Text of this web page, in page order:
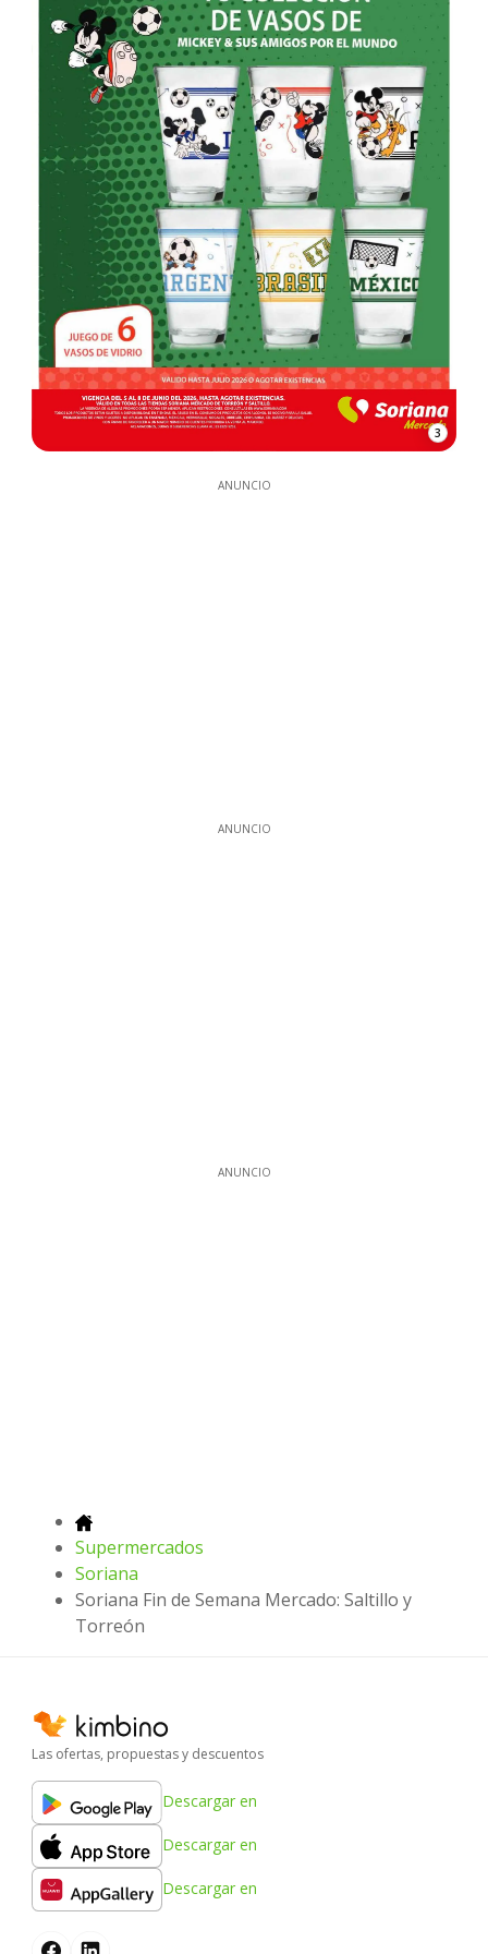
3
ANUNCIO
ANUNCIO
ANUNCIO
Supermercados
Soriana
Soriana Fin de Semana Mercado: Saltillo y
Torreón
Las ofertas, propuestas y descuentos
Descargar en
Descargar en
Descargar en